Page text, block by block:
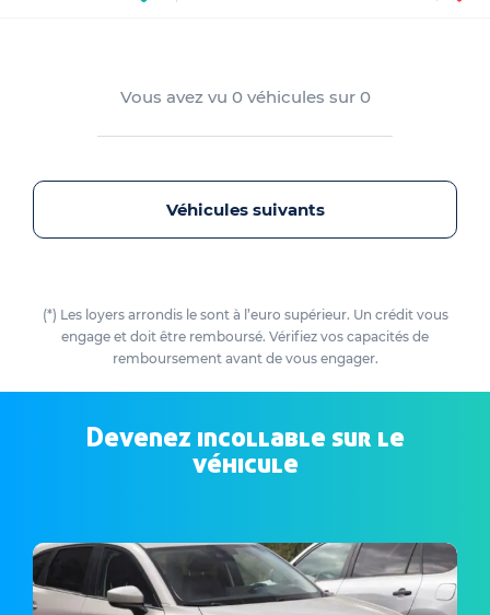
Vous avez vu 0 véhicules sur 0
Véhicules suivants
(*) Les loyers arrondis le sont à l’euro supérieur. Un crédit vous
engage et doit être remboursé. Vérifiez vos capacités de
remboursement avant de vous engager.
Devenez incollable sur le
véhicule